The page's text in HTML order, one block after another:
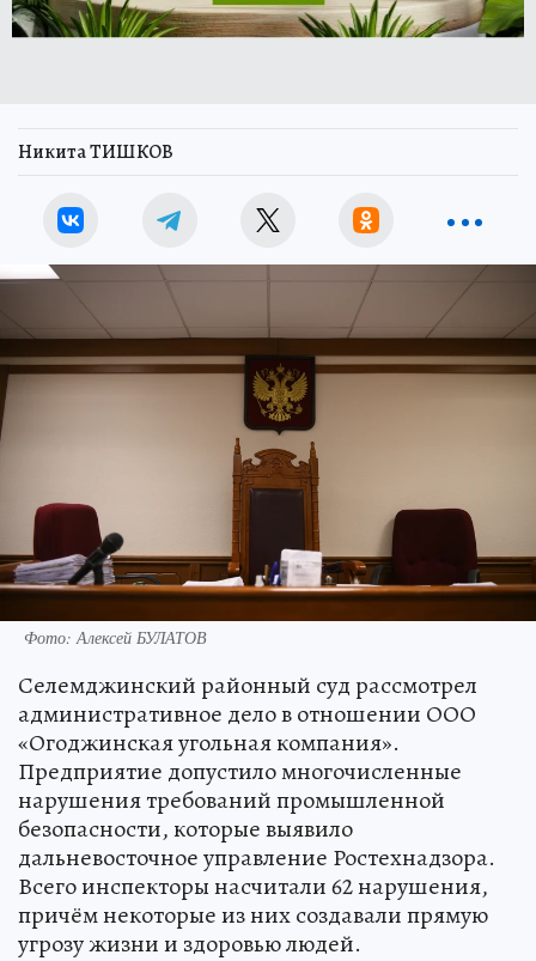
Никита ТИШКОВ
Фото: Алексей БУЛАТОВ
Селемджинский районный суд рассмотрел
административное дело в отношении ООО
«Огоджинская угольная компания».
Предприятие допустило многочисленные
нарушения требований промышленной
безопасности, которые выявило
дальневосточное управление Ростехнадзора.
Всего инспекторы насчитали 62 нарушения,
причём некоторые из них создавали прямую
угрозу жизни и здоровью людей.